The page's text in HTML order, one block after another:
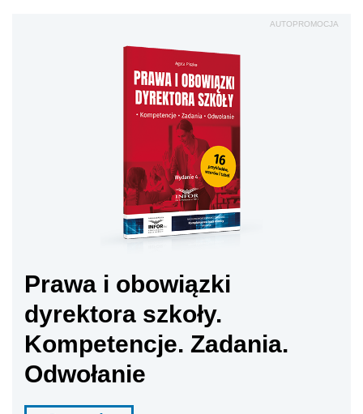
AUTOPROMOCJA
Prawa i obowiązki
dyrektora szkoły.
Kompetencje. Zadania.
Odwołanie